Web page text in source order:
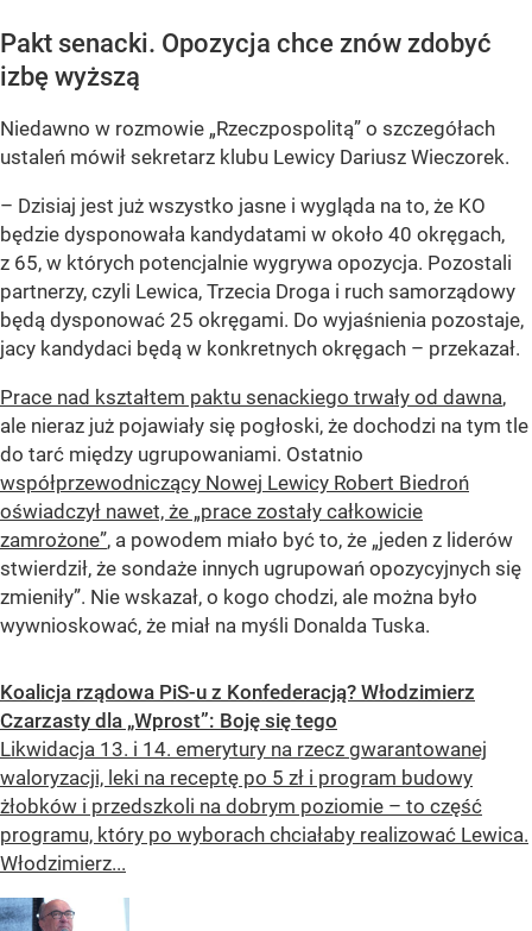
Pakt senacki. Opozycja chce znów zdobyć
izbę wyższą
Niedawno w rozmowie „Rzeczpospolitą” o szczegółach
ustaleń mówił sekretarz klubu Lewicy Dariusz Wieczorek.
– Dzisiaj jest już wszystko jasne i wygląda na to, że KO
będzie dysponowała kandydatami w około 40 okręgach,
z 65, w których potencjalnie wygrywa opozycja. Pozostali
partnerzy, czyli Lewica, Trzecia Droga i ruch samorządowy
będą dysponować 25 okręgami. Do wyjaśnienia pozostaje,
jacy kandydaci będą w konkretnych okręgach – przekazał.
Prace nad kształtem paktu senackiego trwały od dawna,
ale nieraz już pojawiały się pogłoski, że dochodzi na tym tle
do tarć między ugrupowaniami. Ostatnio
współprzewodniczący Nowej Lewicy Robert Biedroń
oświadczył nawet, że „prace zostały całkowicie
zamrożone”, a powodem miało być to, że „jeden z liderów
stwierdził, że sondaże innych ugrupowań opozycyjnych się
zmieniły”. Nie wskazał, o kogo chodzi, ale można było
wywnioskować, że miał na myśli Donalda Tuska.
Koalicja rządowa PiS-u z Konfederacją? Włodzimierz
Czarzasty dla „Wprost”: Boję się tego
Likwidacja 13. i 14. emerytury na rzecz gwarantowanej
waloryzacji, leki na receptę po 5 zł i program budowy
żłobków i przedszkoli na dobrym poziomie – to część
programu, który po wyborach chciałaby realizować Lewica.
Włodzimierz...